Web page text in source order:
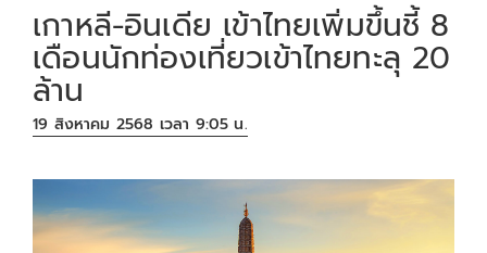
เกาหลี-อินเดีย เข้าไทยเพิ่มขึ้นชี้ 8
เดือนนักท่องเที่ยวเข้าไทยทะลุ 20
ล้าน
19 สิงหาคม 2568 เวลา 9:05 น.